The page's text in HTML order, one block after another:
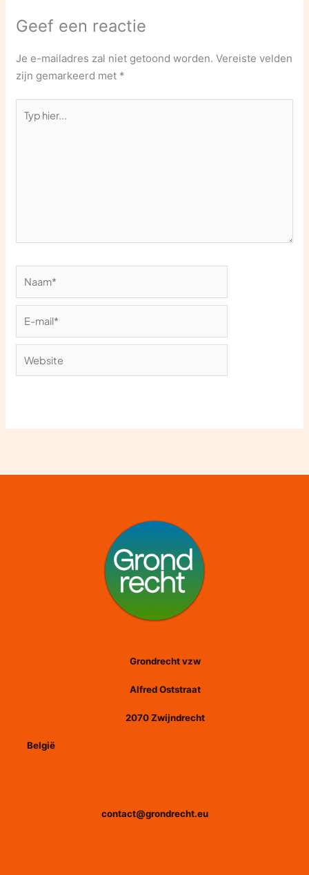
Geef een reactie
Je e-mailadres zal niet getoond worden. Vereiste velden
zijn gemarkeerd met *
hier...
Grondrecht vzw
Alfred Oststraat
2070 Zwijndrecht
België
contact@grondrecht.eu